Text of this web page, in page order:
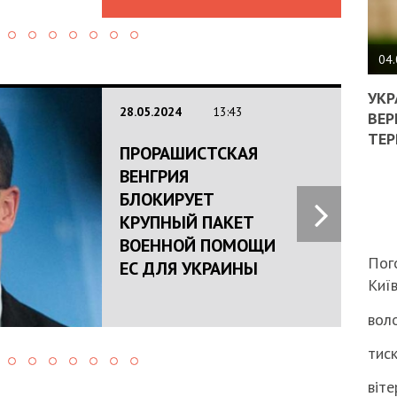
28.05.2024 13:43
ПРОРАШИСТСКАЯ
ВЕНГРИЯ
БЛОКИРУЕТ
КРУПНЫЙ ПАКЕТ
ВОЕННОЙ ПОМОЩИ
ЕС ДЛЯ УКРАИНЫ
НА
Київ